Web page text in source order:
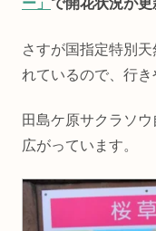
ー」 で開花状況が更
さすが国指定特別
れているので、行き
田島ケ原サクラソ
広がっています。